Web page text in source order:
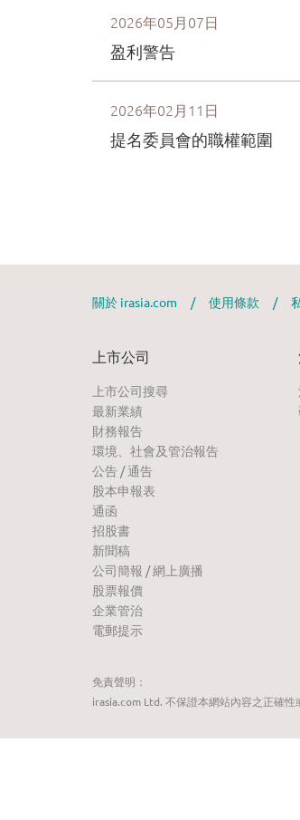
關於 irasia.com / 使用條款 /
上市公司
上市公司搜尋
最新業績
財務報告
環境、社會及管治報告
公告 / 通告
股本申報表
通函
招股書
新聞稿
公司簡報 / 網上廣播
股票報價
企業管治
電郵提示
免責聲明：
irasia.com Ltd. 不保證本網站內容之正確